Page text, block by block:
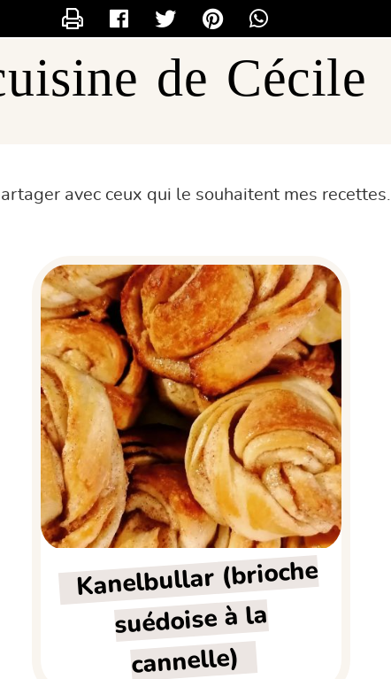
de Cécile
avec ceux qui le souhaitent mes recettes.
Kanelbullar (brioche
suédoise à la
cannelle)
X
CECILOU